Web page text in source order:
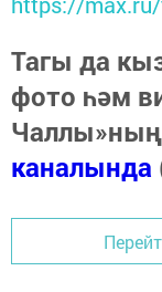
Тагы да
фото һәм
Чаллы»ның
каналында